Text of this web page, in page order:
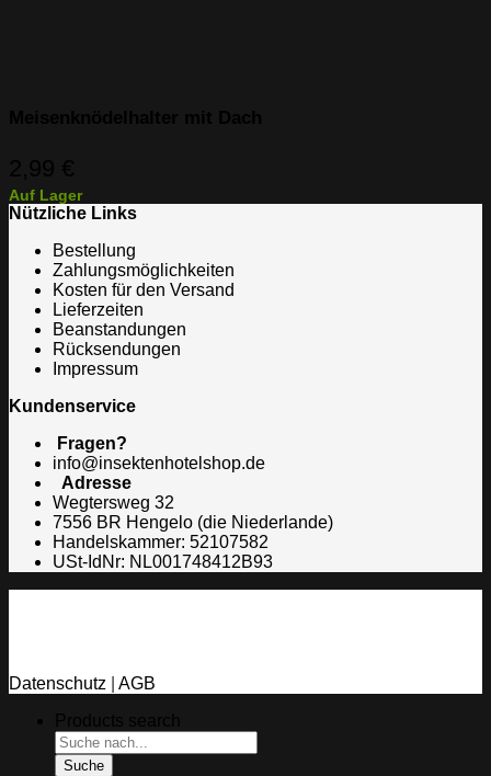
Auf Lager
Nützliche Links
Bestellung
Zahlungsmöglichkeiten
Kosten für den Versand
Lieferzeiten
Beanstandungen
Rücksendungen
Impressum
Kundenservice
Fragen?
info@insektenhotelshop.de
Adresse
Wegtersweg 32
7556 BR Hengelo (die Niederlande)
Handelskammer: 52107582
USt-IdNr: NL001748412B93
Datenschutz
AGB
Suche